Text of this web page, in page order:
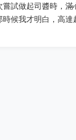
試做起司醬時，
候我才明白，高